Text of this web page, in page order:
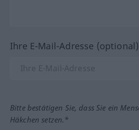
Ihre E-Mail-Adresse (optional)
Bitte bestätigen Sie, dass Sie ein
Häkchen setzen.*